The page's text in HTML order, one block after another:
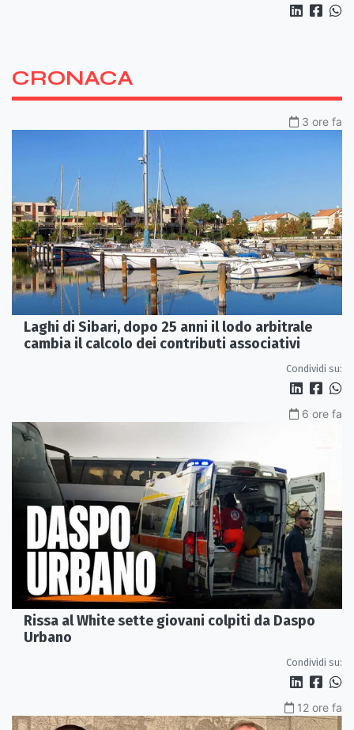
CRONACA
3 ore fa
Laghi di Sibari, dopo 25 anni il lodo arbitrale
cambia il calcolo dei contributi associativi
Condividi su:
6 ore fa
Rissa al White sette giovani colpiti da Daspo
Urbano
Condividi su:
12 ore fa